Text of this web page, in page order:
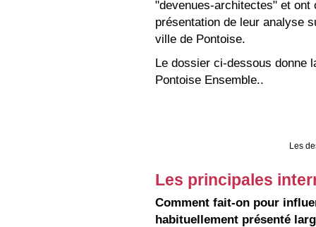
"devenues-architectes" et ont
présentation de leur analyse
ville de Pontoise.
Le dossier ci-dessous donne
Pontoise Ensemble..
Les
Les principales
Comment fait-on pour
habituellement présenté